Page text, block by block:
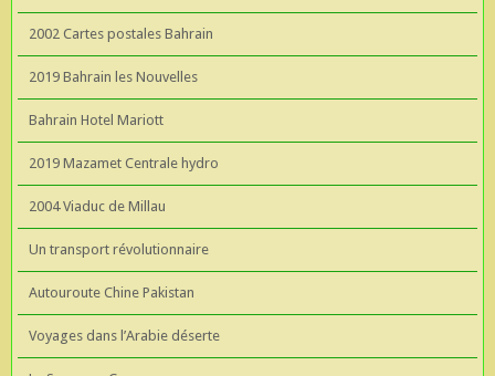
2002 Cartes postales Bahrain
2019 Bahrain les Nouvelles
Bahrain Hotel Mariott
2019 Mazamet Centrale hydro
2004 Viaduc de Millau
Un transport révolutionnaire
Autouroute Chine Pakistan
Voyages dans l’Arabie déserte